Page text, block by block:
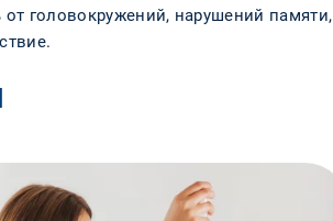
головокружений, нарушений памяти,